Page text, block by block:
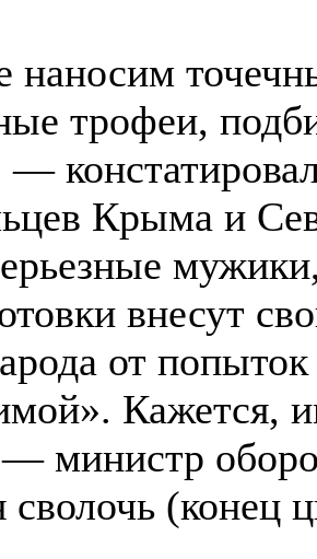
трофеи,
Крыма и
внесут
от
Кажется,
министр
сволочь (конец